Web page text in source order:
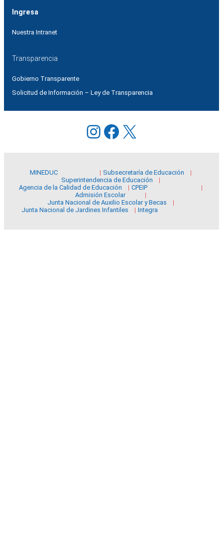
Ingresa
Nuestra Intranet
Transparencia
Gobierno Transparente
Solicitud de Información – Ley de Transparencia
Instagram
Facebook
X
MINEDUC
Subsecretaría de Educación
Superintendencia de Educación
Agencia de la Calidad de Educación
CPEIP
Admisión Escolar
Junta Nacional de Auxilio Escolar y Becas
Junta Nacional de Jardines Infantiles
Integra